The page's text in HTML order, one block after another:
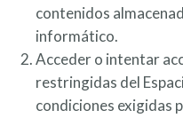
contenidos
informático.
Acceder o intentar
restringidas del
condiciones exigidas